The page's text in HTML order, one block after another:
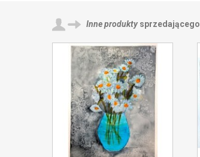
Inne produktysprzedającego